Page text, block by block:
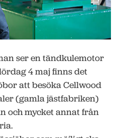
ser en tändkulemotor
4 maj finns det
att besöka Cellwood
(gamla jästfabriken)
och mycket annat från